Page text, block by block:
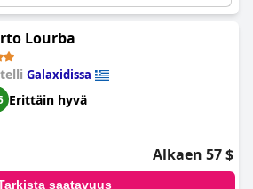
Lourba
Galaxidissa
Erittäin hyvä
Alkaen 57 $
saatavuus